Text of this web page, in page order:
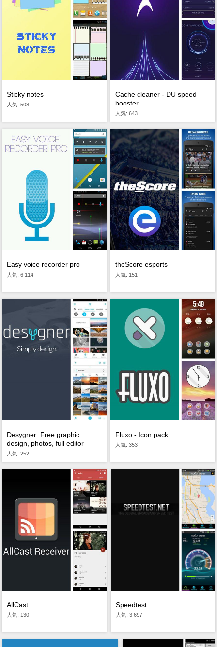
Sticky notes
人気: 508
Cache cleaner - DU speed
booster
人気: 643
Easy voice recorder pro
人気: 6 114
theScore esports
人気: 151
Desygner: Free graphic
design, photos, full editor
人気: 252
Fluxo - Icon pack
人気: 353
AllCast
人気: 130
Speedtest
人気: 3 697